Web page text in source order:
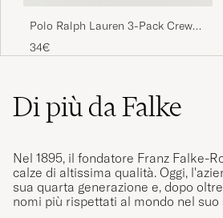
GÖRAN A ACQUISTATO IL SU
Oöverträffade långa strumpor,
perfekta för den kommande
Polo Ralph Lauren 3-Pack Crew
Sock White
34€
Di più da Falke
Nel 1895, il fondatore Franz Falke-
calze di altissima qualità. Oggi,
sua quarta generazione e, dopo
nomi più rispettati al mondo nel suo